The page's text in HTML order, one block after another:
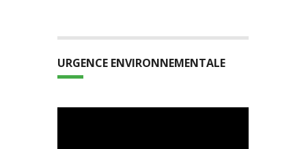
URGENCE ENVIRONNEMENTALE